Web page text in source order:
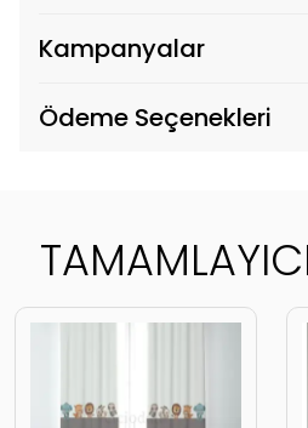
Kampanyalar
Ödeme Seçenekleri